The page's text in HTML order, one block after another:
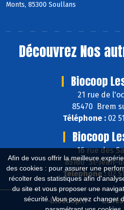
Afin de vous offrir la meilleure
des cookies : pour assurer une
récolter des statistiques afin
du site et vous proposer une
sécurité. Vous pouvez changer
Monts, 85300 Soullans
Découvrez Nos
Biocoop
21 rue de
85470 Brem
Téléphone :02
Biocoop
16 rue des
85160 St-Jean-
Téléphone :02
Biocoop.fr
Le